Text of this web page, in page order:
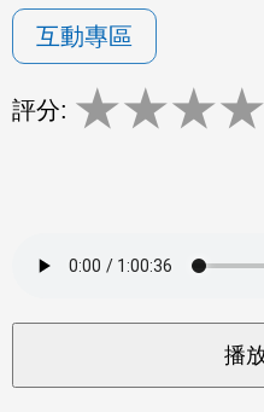
互動專區
評分: ★★★★